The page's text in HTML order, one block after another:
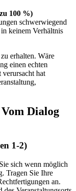
100 %)
schwerwiegend
keinem Verhältnis
erhalten. Wäre
einen echten
verursacht hat
Dialog
1-2)
sich wenn möglich
Tragen Sie Ihre
an.